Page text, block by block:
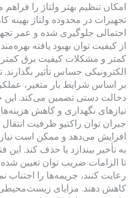
امکان تنظیم بهتر ولتاژ را
تجهیزات در محدوده ولتاژ بهینه
احتمالی جلوگیری شده و عمر
از کیفیت توان بهبود یافته
کمتر و مشکلات کیفیت برق
الکترونیکی حساس تأثیر
بر اساس شرایط بار متغیر،
دخالت دستی تضمین می‌کند.
نیازهای نگهداری و کاهش
جبران توان راکتیو ظرفیت
افزایش می‌دهد و ممکن است نیاز
به تأخیر بیندازد یا حذف کند.
تا الزامات ضریب توان تعیین
رعایت کنند، جریمه‌ها را اجتناب
کاهش دهند. مزایای